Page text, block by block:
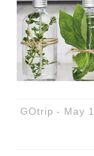
GOtrip May